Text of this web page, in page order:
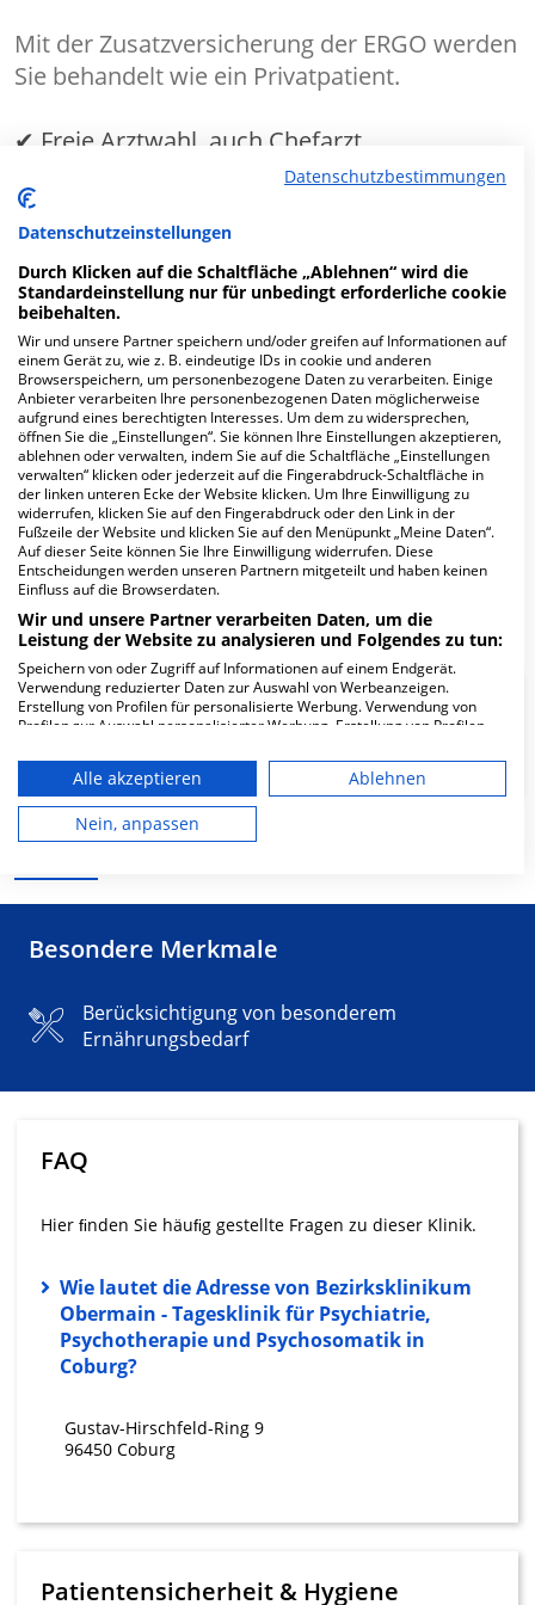
Mit der Zusatzversicherung der ERGO werden
Sie behandelt wie ein Privatpatient.
✔ Freie Arztwahl, auch Chefarzt
✔Ein- oder Zweibettzimmer
MEHR ERFAHREN
Anzeige
Fachabteilungen
Fachabteilung suchen:
Allgemeine
Psychiatrie/Tagesklinik (für
teilstationäre Pflegesätze)
Mehr Informationen
Besondere Merkmale
Berücksichtigung von besonderem
Ernährungsbedarf
FAQ
Hier ﬁnden Sie häuﬁg gestellte Fragen zu dieser Klinik.
Wie lautet die Adresse von Bezirksklinikum
Obermain - Tagesklinik für Psychiatrie,
Psychotherapie und Psychosomatik in
Coburg?
Gustav-Hirschfeld-Ring 9
96450 Coburg
Patientensicherheit & Hygiene
Datenschutzbestimmungen
Datenschutzeinstellungen
Durch Klicken auf die Schaltfläche „Ablehnen“ wird die
Standardeinstellung nur für unbedingt erforderliche cookie
beibehalten.
Wir und unsere Partner speichern und/oder greifen auf Informationen auf
einem Gerät zu, wie z. B. eindeutige IDs in cookie und anderen
Browserspeichern, um personenbezogene Daten zu verarbeiten. Einige
Anbieter verarbeiten Ihre personenbezogenen Daten möglicherweise
aufgrund eines berechtigten Interesses. Um dem zu widersprechen,
öffnen Sie die „Einstellungen“. Sie können Ihre Einstellungen akzeptieren,
ablehnen oder verwalten, indem Sie auf die Schaltfläche „Einstellungen
verwalten“ klicken oder jederzeit auf die Fingerabdruck-Schaltfläche in
der linken unteren Ecke der Website klicken. Um Ihre Einwilligung zu
widerrufen, klicken Sie auf den Fingerabdruck oder den Link in der
Fußzeile der Website und klicken Sie auf den Menüpunkt „Meine Daten“.
Auf dieser Seite können Sie Ihre Einwilligung widerrufen. Diese
Entscheidungen werden unseren Partnern mitgeteilt und haben keinen
Einfluss auf die Browserdaten.
Wir und unsere Partner verarbeiten Daten, um die
Leistung der Website zu analysieren und Folgendes zu tun:
Speichern von oder Zugriff auf Informationen auf einem Endgerät.
Verwendung reduzierter Daten zur Auswahl von Werbeanzeigen.
Erstellung von Profilen für personalisierte Werbung. Verwendung von
Profilen zur Auswahl personalisierter Werbung. Erstellung von Profilen
personalisierter Inhalte. Messung der Werbeleistung. Messung der
Performance von Inhalten. Analyse von Zielgruppen durch Statistiken
oder Kombinationen von Daten aus verschiedenen Quellen. Entwicklung
und Verbesserung der Angebote. Verwendung reduzierter Daten zur
Auswahl von Inhalten.
die USA gesendet werden.
Ihre Einwilligung und die cookie Richtlinie gelten ausschließlich für diese
Partnerliste anzeigen (1 IAB-Anbieter)
IAB-Verarbeitungszwecke:
Speichern von oder Zugriff auf
personalisierter Werbung
Erstellung von Profilen zur Personalisierung
von Inhalten
personalisierter Inhalte
oder Kombinationen von Daten aus
Alle akzeptieren
Ablehnen
Nein, anpassen